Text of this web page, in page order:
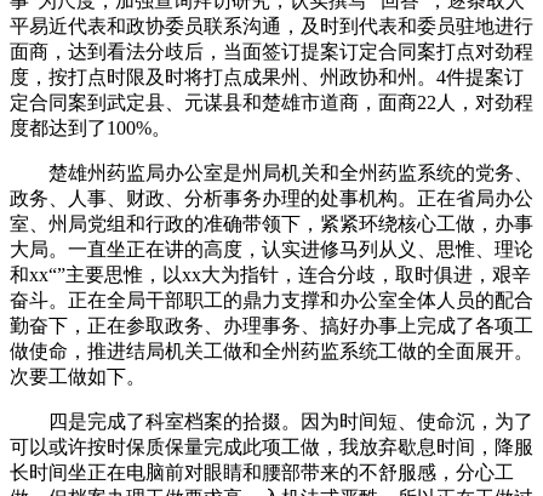
平易近代表和政协委员联系沟通，及时到代表和委员驻地进行
面商，达到看法分歧后，当面签订提案订定合同案打点对劲程
度，按打点时限及时将打点成果州、州政协和州。4件提案订
定合同案到武定县、元谋县和楚雄市道商，面商22人，对劲程
度都达到了100%。
楚雄州药监局办公室是州局机关和全州药监系统的党务、
政务、人事、财政、分析事务办理的处事机构。正在省局办公
室、州局党组和行政的准确带领下，紧紧环绕核心工做，办事
大局。一直坐正在讲的高度，认实进修马列从义、思惟、理论
和xx“”主要思惟，以xx大为指针，连合分歧，取时俱进，艰辛
奋斗。正在全局干部职工的鼎力支撑和办公室全体人员的配合
勤奋下，正在参取政务、办理事务、搞好办事上完成了各项工
做使命，推进结局机关工做和全州药监系统工做的全面展开。
次要工做如下。
四是完成了科室档案的拾掇。因为时间短、使命沉，为了
可以或许按时保质保量完成此项工做，我放弃歇息时间，降服
长时间坐正在电脑前对眼睛和腰部带来的不舒服感，分心工